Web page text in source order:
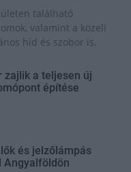
található
valamint a közeli
híd és szobor is.
zajlik a teljesen új
építése
és jelzőlámpás
Angyalföldön